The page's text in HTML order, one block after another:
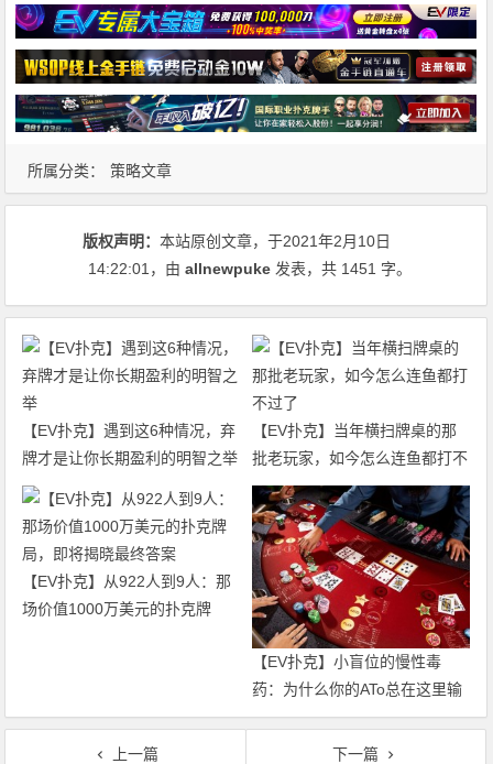
所属分类： 策略文章
版权声明：本站原创文章，于2021年2月10日
14:22:01 ，由allnewpuke 发表，共 1451 字。
【EV扑克】遇到这6种情况，弃
牌才是让你长期盈利的明智之举
【EV扑克】当年横扫牌桌的那
批老玩家，如今怎么连鱼都打不
过了
【EV扑克】从922人到9人：那
场价值1000万美元的扑克牌
【EV扑克】小盲位的慢性毒
药：为什么你的ATo总在这里输
钱？
上一篇 下一篇